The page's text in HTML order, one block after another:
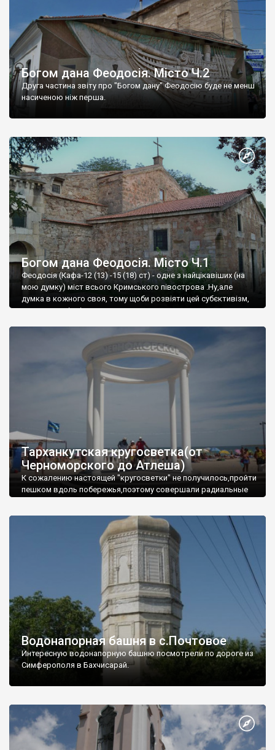
Богом дана Феодосія. Місто Ч.2
Друга частина звіту про "Богом дану" Феодосію буде не менш
насиченою ніж перша.
Богом дана Феодосія. Місто Ч.1
Феодосія (Кафа-12 (13) -15 (18) ст) - одне з найцікавіших (на
мою думку) міст всього Кримського півострова .Ну,але
думка в кожного своя, тому щоби розвіяти цей субєктивізм,
запрошую відвідати це
Тарханкутская кругосветка(от
Черноморского до Атлеша)
К сожалению настоящей "кругосветки" не получилось,пройти
пешком вдоль побережья,поэтому совершали радиальные
Водонапорная башня в с.Почтовое
Интересную водонапорную башню посмотрели по дороге из
Симферополя в Бахчисарай.